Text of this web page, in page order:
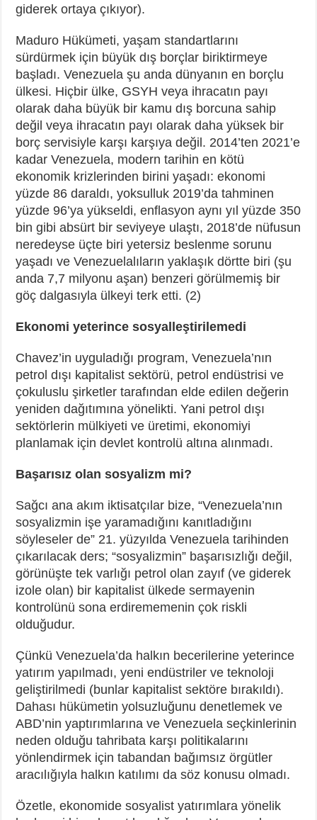
giderek ortaya çıkıyor).
Maduro Hükümeti, yaşam standartlarını
sürdürmek için büyük dış borçlar biriktirmeye
başladı. Venezuela şu anda dünyanın en borçlu
ülkesi. Hiçbir ülke, GSYH veya ihracatın payı
olarak daha büyük bir kamu dış borcuna sahip
değil veya ihracatın payı olarak daha yüksek bir
borç servisiyle karşı karşıya değil. 2014’ten 2021’e
kadar Venezuela, modern tarihin en kötü
ekonomik krizlerinden birini yaşadı: ekonomi
yüzde 86 daraldı, yoksulluk 2019’da tahminen
yüzde 96’ya yükseldi, enflasyon aynı yıl yüzde 350
bin gibi absürt bir seviyeye ulaştı, 2018’de nüfusun
neredeyse üçte biri yetersiz beslenme sorunu
yaşadı ve Venezuelalıların yaklaşık dörtte biri (şu
anda 7,7 milyonu aşan) benzeri görülmemiş bir
göç dalgasıyla ülkeyi terk etti. (2)
Ekonomi yeterince sosyalleştirilemedi
Chavez’in uyguladığı program, Venezuela’nın
petrol dışı kapitalist sektörü, petrol endüstrisi ve
çokuluslu şirketler tarafından elde edilen değerin
yeniden dağıtımına yönelikti. Yani petrol dışı
sektörlerin mülkiyeti ve üretimi, ekonomiyi
planlamak için devlet kontrolü altına alınmadı.
Başarısız olan sosyalizm mi?
Sağcı ana akım iktisatçılar bize, “Venezuela’nın
sosyalizmin işe yaramadığını kanıtladığını
söyleseler de” 21. yüzyılda Venezuela tarihinden
çıkarılacak ders; “sosyalizmin” başarısızlığı değil,
görünüşte tek varlığı petrol olan zayıf (ve giderek
izole olan) bir kapitalist ülkede sermayenin
kontrolünü sona erdirememenin çok riskli
olduğudur.
Çünkü Venezuela’da halkın becerilerine yeterince
yatırım yapılmadı, yeni endüstriler ve teknoloji
geliştirilmedi (bunlar kapitalist sektöre bırakıldı).
Dahası hükümetin yolsuzluğunu denetlemek ve
ABD’nin yaptırımlarına ve Venezuela seçkinlerinin
neden olduğu tahribata karşı politikalarını
yönlendirmek için tabandan bağımsız örgütler
aracılığıyla halkın katılımı da söz konusu olmadı.
Özetle, ekonomide sosyalist yatırımlara yönelik